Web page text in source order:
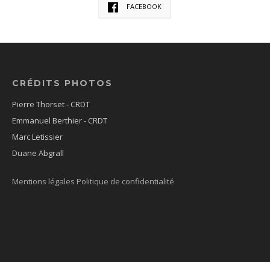
FACEBOOK
CRÉDITS PHOTOS
Pierre Thorset - CRDT
Emmanuel Berthier - CRDT
Marc Letissier
Duane Abgrall
Mentions légales Politique de confidentialité